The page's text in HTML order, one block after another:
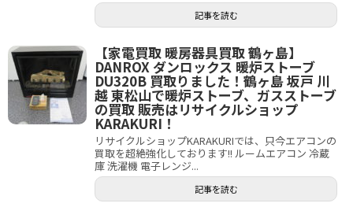
記事を読む
【家電買取 暖房器具買取 鶴ヶ島】
DANROX ダンロックス 暖炉ストーブ
DU320B 買取りました！鶴ヶ島 坂戸 川
越 東松山で暖炉ストーブ、ガスストーブ
の買取 販売はリサイクルショップ
KARAKURI！
リサイクルショップKARAKURIでは、只今エアコンの
買取を超絶強化しております!! ルームエアコン 冷蔵
庫 洗濯機 電子レンジ...
記事を読む